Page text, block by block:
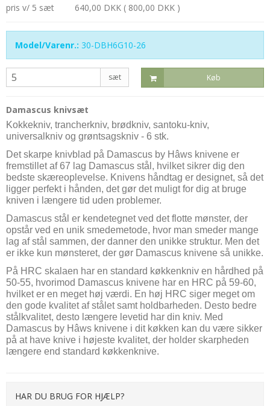
pris v/ 5 sæt 640,00 DKK ( 800,00 DKK )
Model/Varenr.: 30-DBH6G10-26
sæt Køb
Damascus knivsæt
Kokkekniv, trancherkniv, brødkniv, santoku-kniv,
universalkniv og grøntsagskniv - 6 stk.
Det skarpe knivblad på Damascus by Hâws knivene er
fremstillet af 67 lag Damascus stål, hvilket sikrer dig den
bedste skæreoplevelse. Knivens håndtag er designet, så det
ligger perfekt i hånden, det gør det muligt for dig at bruge
kniven i længere tid uden problemer.
Damascus stål er kendetegnet ved det flotte mønster, der
opstår ved en unik smedemetode, hvor man smeder mange
lag af stål sammen, der danner den unikke struktur. Men det
er ikke kun mønsteret, der gør Damascus knivene så unikke.
På HRC skalaen har en standard køkkenkniv en hårdhed på
50-55, hvorimod Damascus knivene har en HRC på 59-60,
hvilket er en meget høj værdi. En høj HRC siger meget om
den gode kvalitet af stålet samt holdbarheden. Desto bedre
stålkvalitet, desto længere levetid har din kniv. Med
Damascus by Hâws knivene i dit køkken kan du være sikker
på at have knive i højeste kvalitet, der holder skarpheden
længere end standard køkkenknive.
HAR DU BRUG FOR HJÆLP?